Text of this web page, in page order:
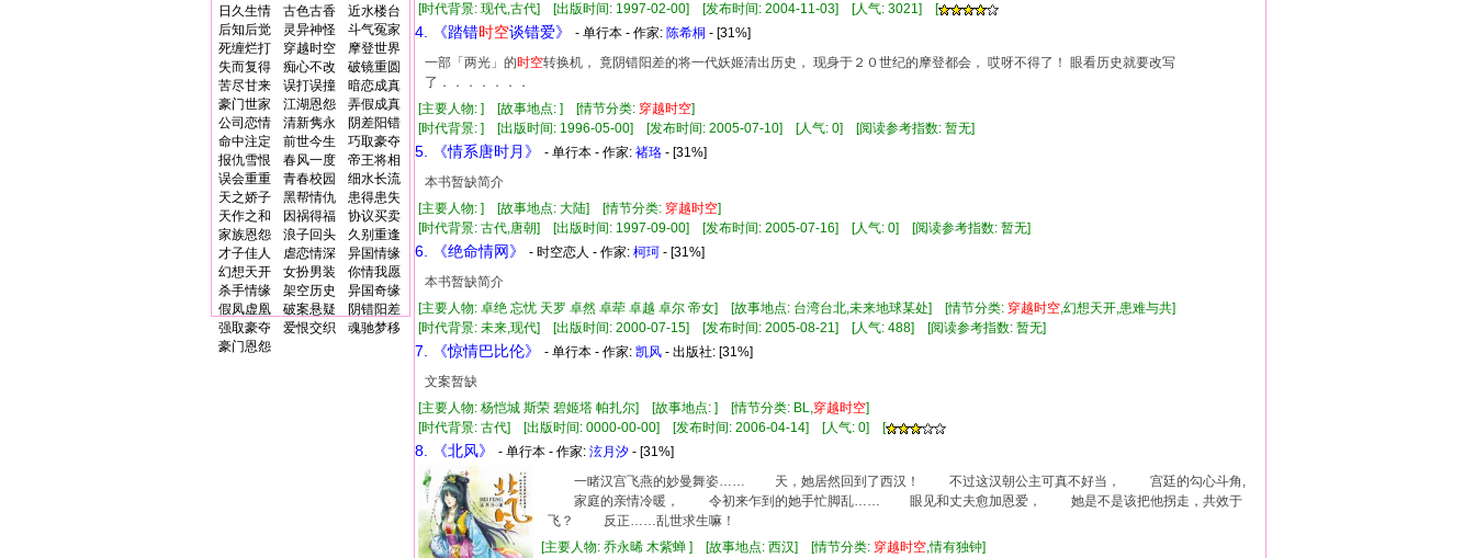
日久生情
古色古香
近水楼台
后知后觉
灵异神怪
斗气冤家
死缠烂打
穿越时空
摩登世界
失而复得
痴心不改
破镜重圆
苦尽甘来
误打误撞
暗恋成真
豪门世家
江湖恩怨
弄假成真
公司恋情
清新隽永
阴差阳错
命中注定
前世今生
巧取豪夺
报仇雪恨
春风一度
帝王将相
误会重重
青春校园
细水长流
天之娇子
黑帮情仇
患得患失
天作之和
因祸得福
协议买卖
家族恩怨
浪子回头
久别重逢
才子佳人
虐恋情深
异国情缘
幻想天开
女扮男装
你情我愿
杀手情缘
架空历史
异国奇缘
假凤虚凰
破案悬疑
阴错阳差
强取豪夺
爱恨交织
魂驰梦移
豪门恩怨
[时代背景: 现代,古代] [出版时间: 1997-02-00] [发布时间: 2004-11-03] [人气: 3021] [
4. 《踏错时空谈错爱》 - 单行本 - 作家: 陈希桐 - [31%]
一部「两光」的时空转换机， 竟阴错阳差的将一代妖姬清出历史， 现身于２０世纪的摩登都会， 哎呀不得了！ 眼看历史就要改写
了．．．．．．．
[主要人物: ] [故事地点: ] [情节分类: 穿越时空]
[时代背景: ] [出版时间: 1996-05-00] [发布时间: 2005-07-10] [人气: 0] [阅读参考指数: 暂无]
5. 《情系唐时月》 - 单行本 - 作家: 褚珞 - [31%]
本书暂缺简介
[主要人物: ] [故事地点: 大陆] [情节分类: 穿越时空]
[时代背景: 古代,唐朝] [出版时间: 1997-09-00] [发布时间: 2005-07-16] [人气: 0] [阅读参考指数: 暂无]
6. 《绝命情网》 - 时空恋人 - 作家: 柯珂 - [31%]
本书暂缺简介
[主要人物: 卓绝 忘忧 天罗 卓然 卓荦 卓越 卓尔 帝女] [故事地点: 台湾台北,未来地球某处] [情节分类: 穿越时空,幻想天开,患难与共]
[时代背景: 未来,现代] [出版时间: 2000-07-15] [发布时间: 2005-08-21] [人气: 488] [阅读参考指数: 暂无]
7. 《惊情巴比伦》 - 单行本 - 作家: 凯风 - 出版社: [31%]
文案暂缺
[主要人物: 杨恺城 斯荣 碧姬塔 帕扎尔] [故事地点: ] [情节分类: BL,穿越时空]
[时代背景: 古代] [出版时间: 0000-00-00] [发布时间: 2006-04-14] [人气: 0] [
8. 《北风》 - 单行本 - 作家: 泫月汐 - [31%]
一睹汉宫飞燕的妙曼舞姿…… 天，她居然回到了西汉！ 不过这汉朝公主可真不好当， 宫廷的勾心斗角,
家庭的亲情冷暖， 令初来乍到的她手忙脚乱…… 眼见和丈夫愈加恩爱， 她是不是该把他拐走，共效于
飞？ 反正……乱世求生嘛！
[主要人物: 乔永晞 木紫蝉 ] [故事地点: 西汉] [情节分类: 穿越时空,情有独钟]